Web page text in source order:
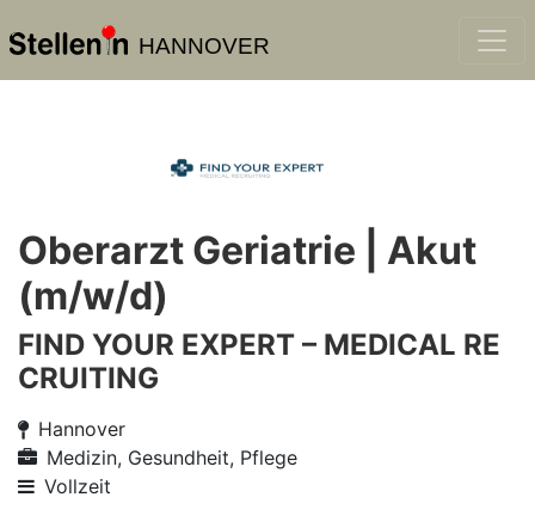
HANNOVER
Oberarzt Geriatrie | Akut
(m/w/d)
FIND YOUR EXPERT – MEDICAL RE
CRUITING
Hannover
Medizin, Gesundheit, Pflege
Vollzeit